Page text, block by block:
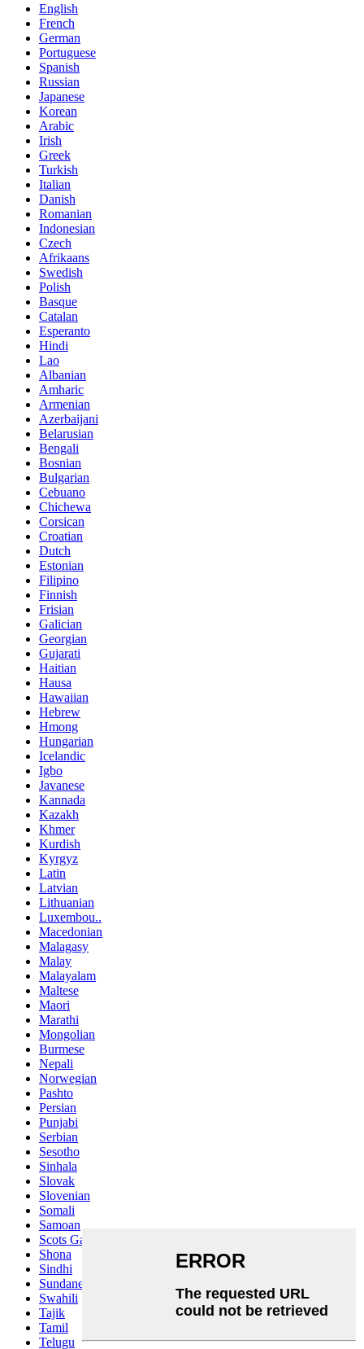
English
French
German
Portuguese
Spanish
Russian
Japanese
Korean
Arabic
Irish
Greek
Turkish
Italian
Danish
Romanian
Indonesian
Czech
Afrikaans
Swedish
Polish
Basque
Catalan
Esperanto
Hindi
Lao
Albanian
Amharic
Armenian
Azerbaijani
Belarusian
Bengali
Bosnian
Bulgarian
Cebuano
Chichewa
Corsican
Croatian
Dutch
Estonian
Filipino
Finnish
Frisian
Galician
Georgian
Gujarati
Haitian
Hausa
Hawaiian
Hebrew
Hmong
Hungarian
Icelandic
Igbo
Javanese
Kannada
Kazakh
Khmer
Kurdish
Kyrgyz
Latin
Latvian
Lithuanian
Luxembou..
Macedonian
Malagasy
Malay
Malayalam
Maltese
Maori
Marathi
Mongolian
Burmese
Nepali
Norwegian
Pashto
Persian
Punjabi
Serbian
Sesotho
Sinhala
Slovak
Slovenian
Somali
Samoan
Scots Gaelic
Shona
Sindhi
Sundanese
Swahili
Tajik
Tamil
Telugu